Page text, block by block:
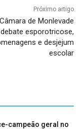
Próximo artigo
Câmara de Monlevade
debate esporotricose,
e desjejum
escolar
campeão geral no